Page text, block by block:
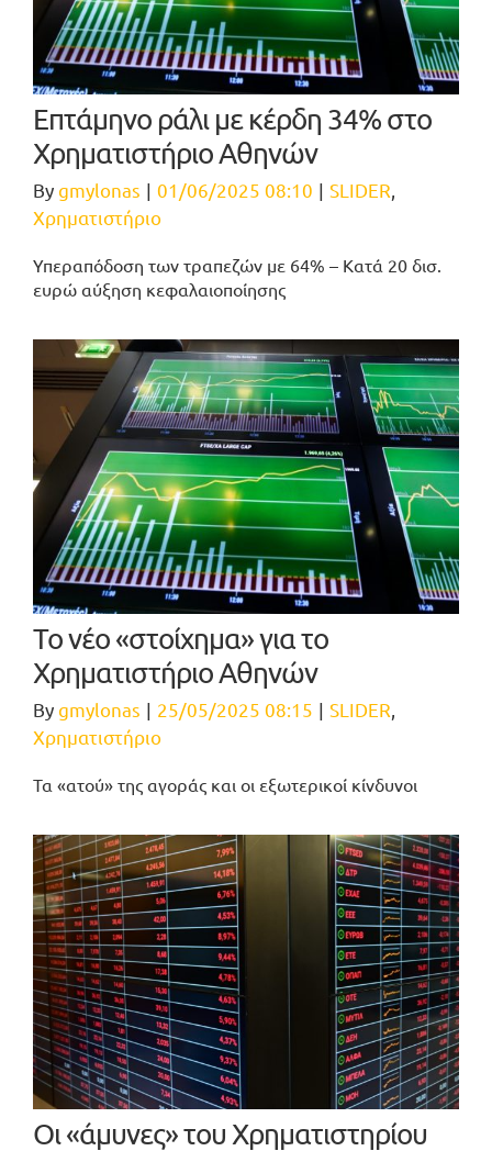
Επτάμηνο ράλι με κέρδη 34% στο
Χρηματιστήριο Αθηνών
Bygmylonas | 01/06/2025 08:10 | SLIDER,
Χρηματιστήριο
Υπεραπόδοση των τραπεζών με 64% – Κατά 20 δισ.
ευρώ αύξηση κεφαλαιοποίησης
Το νέο «στοίχημα» για το
Χρηματιστήριο Αθηνών
Bygmylonas | 25/05/2025 08:15 | SLIDER,
Χρηματιστήριο
Τα «ατού» της αγοράς και οι εξωτερικοί κίνδυνοι
Οι «άμυνες» του Χρηματιστηρίου